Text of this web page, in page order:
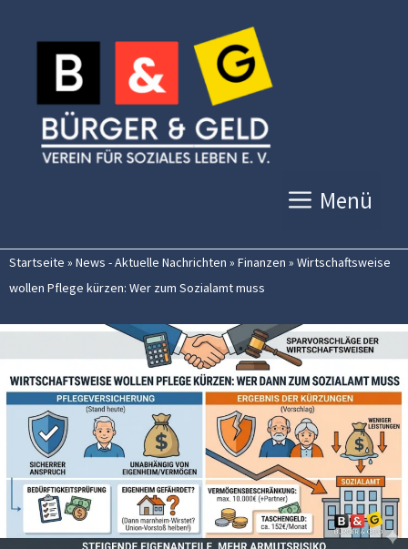
Inhalt
springen
Menü
Startseite » News - Aktuelle Nachrichten » Finanzen » Wirtschaftsweise
wollen Pflege kürzen: Wer zum Sozialamt muss